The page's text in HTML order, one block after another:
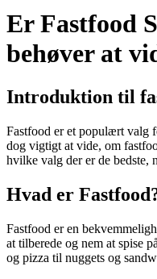
Er Fastfood
behøver at
Introduktion til
Fastfood er et populært valg
dog vigtigt at vide, om
hvilke valg der er de bedste,
Hvad er
Fastfood er en
at tilberede og nem at spise
og pizza til nuggets og